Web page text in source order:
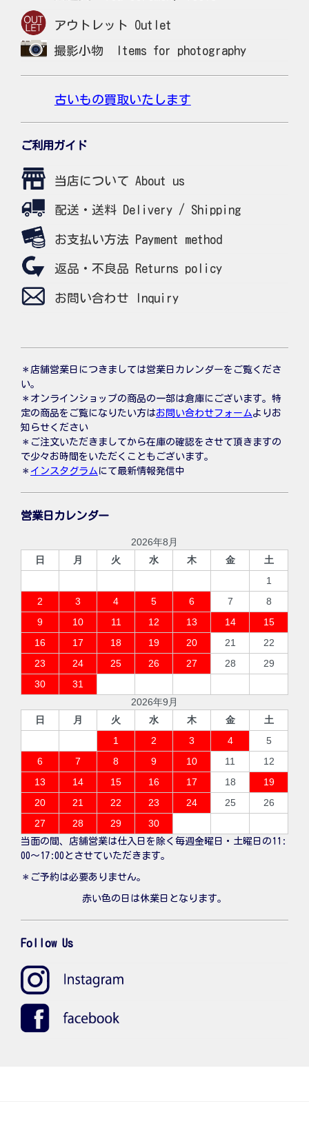
アウトレット Outlet
撮影小物 Items for photography
古いもの買取いたします
ご利用ガイド
当店について About us
配送・送料 Delivery / Shipping
お支払い方法 Payment method
返品・不良品 Returns policy
お問い合わせ Inquiry
＊店舗営業日につきましては営業日カレンダーをご覧くださ
い。
＊オンラインショップの商品の一部は倉庫にございます。特
定の商品をご覧になりたい方はお問い合わせフォーム よりお
知らせください
＊ご注文いただきましてから在庫の確認をさせて頂きますの
で少々お時間をいただくこともございます。
＊ インスタグラム にて最新情報発信中
営業日カレンダー
2026年8月
日
月 火 水 木 金
土
1
2
3 4 5 6 7
8
9
10 11 12 13 14
15
16
17 18 19 20 21
22
23
24 25 26 27 28
29
30
31
2026年9月
日
月 火 水 木 金
土
1
2 3 4
5
6
7 8 9 10 11
12
13
14 15 16 17 18
19
20
21 22 23 24 25
26
27
28 29 30
当面の間、店舗営業は仕入日を除く毎週金曜日・土曜日の11:
00〜17:00とさせていただきます。
＊ご予約は必要ありません。
赤い色の日は休業日となります。
Follow Us